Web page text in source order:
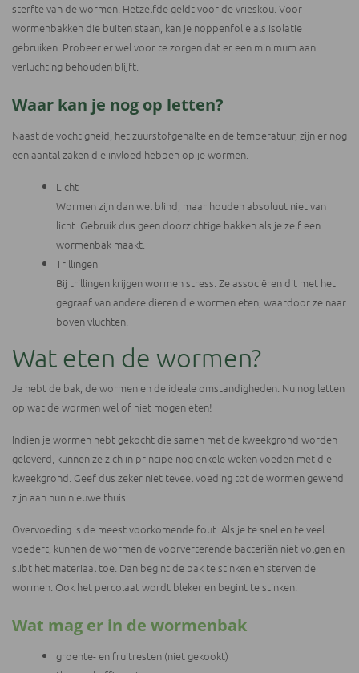
sterfte van de wormen. Hetzelfde geldt voor de vrieskou. Voor
wormenbakken die buiten staan, kan je noppenfolie als isolatie
gebruiken. Probeer er wel voor te zorgen dat er een minimum aan
verluchting behouden blijft.
Waar kan je nog op letten?
Naast de vochtigheid, het zuurstofgehalte en de temperatuur, zijn er nog
een aantal zaken die invloed hebben op je wormen.
Licht
Wormen zijn dan wel blind, maar houden absoluut niet van
licht. Gebruik dus geen doorzichtige bakken als je zelf een
wormenbak maakt.
Trillingen
Bij trillingen krijgen wormen stress. Ze associëren dit met het
gegraaf van andere dieren die wormen eten, waardoor ze naar
boven vluchten.
Wat eten de wormen?
Je hebt de bak, de wormen en de ideale omstandigheden. Nu nog letten
op wat de wormen wel of niet mogen eten!
Indien je wormen hebt gekocht die samen met de kweekgrond worden
geleverd, kunnen ze zich in principe nog enkele weken voeden met die
kweekgrond. Geef dus zeker niet teveel voeding tot de wormen gewend
zijn aan hun nieuwe thuis.
Overvoeding is de meest voorkomende fout. Als je te snel en te veel
voedert, kunnen de wormen de voorverterende bacteriën niet volgen en
slibt het materiaal toe. Dan begint de bak te stinken en sterven de
wormen. Ook het percolaat wordt bleker en begint te stinken.
Wat mag er in de wormenbak
groente- en fruitresten (niet gekookt)